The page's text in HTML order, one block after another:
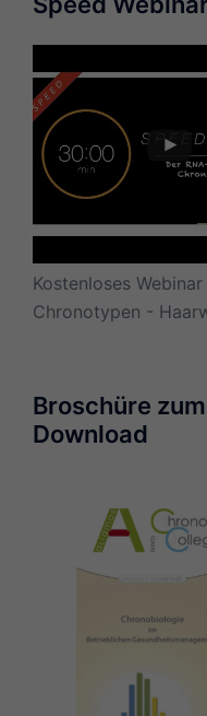
Kostenloses
Chronotypen -
Broschüre
Download